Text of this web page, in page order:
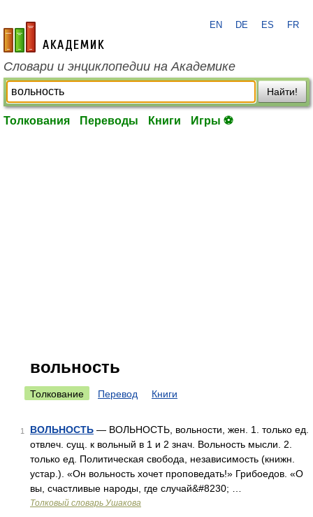
academic.ru
EN DE ES FR
Словари и энциклопедии на Академике
Найти!
Толкования Переводы Книги Игры ⚽
вольность
Толкование Перевод Книги
1 ВОЛЬНОСТЬ — ВОЛЬНОСТЬ, вольности, жен. 1. только ед.
отвлеч. сущ. к вольный в 1 и 2 знач. Вольность мысли. 2.
только ед. Политическая свобода, независимость (книжн.
устар.). «Он вольность хочет проповедать!» Грибоедов. «О
вы, счастливые народы, где случай&#8230; …
Толковый словарь Ушакова